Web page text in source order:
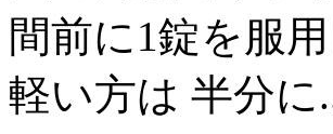
間前に1錠を服
軽い方は 半分に